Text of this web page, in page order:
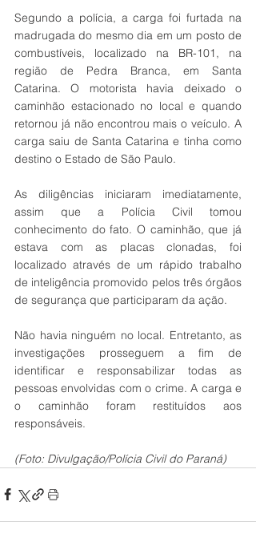
Segundo a polícia, a carga foi furtada na
madrugada do mesmo dia em um posto de
combustíveis, localizado na BR-101, na
região de Pedra Branca, em Santa
Catarina. O motorista havia deixado o
caminhão estacionado no local e quando
retornou já não encontrou mais o veículo. A
carga saiu de Santa Catarina e tinha como
destino o Estado de São Paulo.
As diligências iniciaram imediatamente,
assim que a Polícia Civil tomou
conhecimento do fato. O caminhão, que já
estava com as placas clonadas, foi
localizado através de um rápido trabalho
de inteligência promovido pelos três órgãos
de segurança que participaram da ação.
Não havia ninguém no local. Entretanto, as
investigações prosseguem a fim de
identificar e responsabilizar todas as
pessoas envolvidas com o crime. A carga e
o caminhão foram restituídos aos
responsáveis.
(Foto: Divulgação/Polícia Civil do Paraná)